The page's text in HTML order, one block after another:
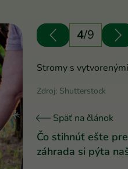
4/9
Stromy s
Zdroj: Shutterstock
Späť na článok
Čo stihnúť ešte
záhrada si pýta